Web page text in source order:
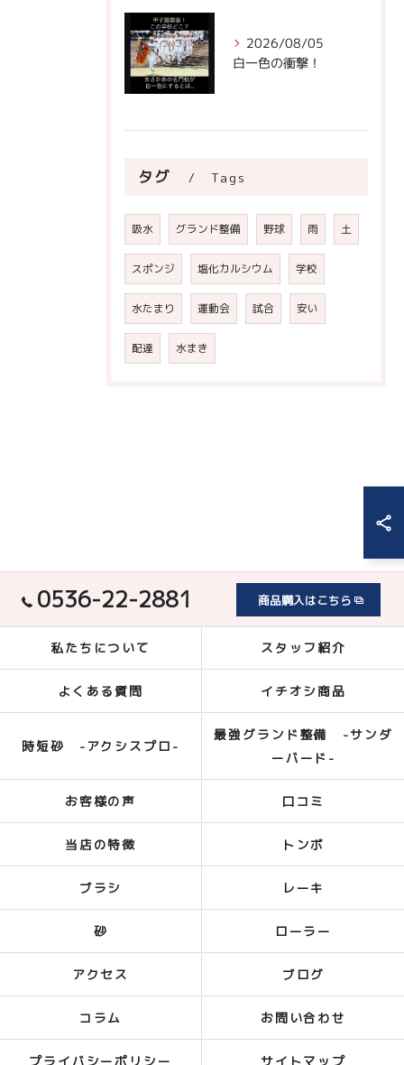
2026/08/05
白一色の衝撃！
タグ Tags
吸水 グランド整備 野球 雨 土
スポンジ 塩化カルシウム 学校
水たまり 運動会 試合 安い
配達 水まき
0536-22-2881 商品購入はこちら
私たちについて スタッフ紹介
よくある質問 イチオシ商品
時短砂 -アクシスプロ-
最強グランド整備 -サンダ
ーバード-
お客様の声 口コミ
当店の特徴 トンボ
ブラシ レーキ
砂 ローラー
アクセス ブログ
コラム お問い合わせ
プライバシーポリシー サイトマップ